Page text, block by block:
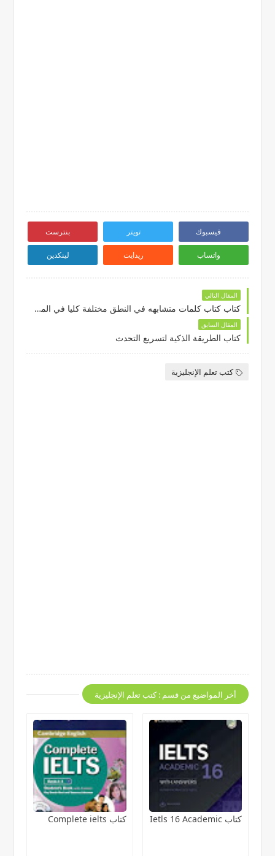
فيسبوك تويتر بنترست
واتساب ريدايت لينكدين
المقال التالي
كتاب كتاب كلمات متشابهه في النطق مختلفة كليا في المعنى
المقال السابق
كتاب الطريقة الذكية لتسريع التحدث
كتب تعلم الإنجليزية
أخر المواضيع من قسم : كتب تعلم الإنجليزية
كتاب Ietls 16 Academic كتاب Complete ielts